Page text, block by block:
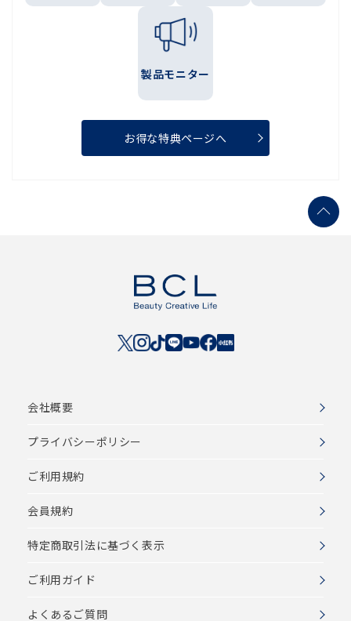
製品モニター
お得な特典ページへ
会社概要
プライバシーポリシー
ご利用規約
会員規約
特定商取引法に基づく表示
ご利用ガイド
よくあるご質問